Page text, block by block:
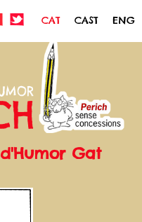
CAT CAST ENG
Gat